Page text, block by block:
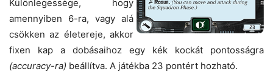
Különlegessége, hogy
amennyiben 6-ra, vagy alá
csökken az életereje, akkor
fixen kap a dobásaihoz egy kék kockát pontosságra
(accuracy-ra) beállítva. A játékba 23 pontért hozható.